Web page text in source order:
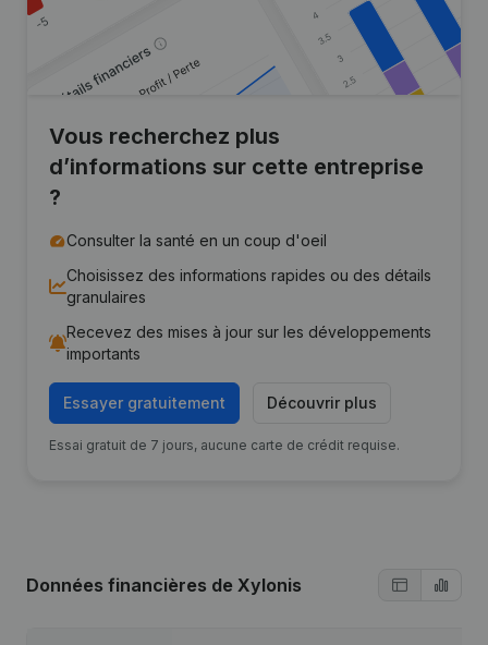
Vous recherchez plus
d’informations sur cette entreprise
?
Consulter la santé en un coup d'oeil
Choisissez des informations rapides ou des détails
granulaires
Recevez des mises à jour sur les développements
importants
Essayer gratuitement Découvrir plus
Essai gratuit de 7 jours, aucune carte de crédit requise.
Données financières de Xylonis